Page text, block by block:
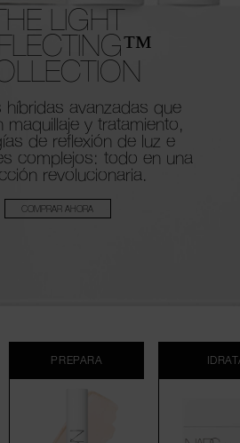
LIGHT
híbridas avanzadas que
maquillaje y tratamiento,
de reflexión de luz e
complejos: todo en una
revolucionaria.
COMPRAR AHORA
PREPARA